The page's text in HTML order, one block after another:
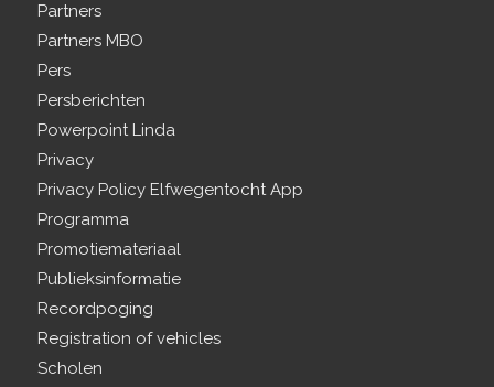
Partners
Partners MBO
Pers
Persberichten
Powerpoint Linda
Privacy
Privacy Policy Elfwegentocht App
Programma
Promotiemateriaal
Publieksinformatie
Recordpoging
Registration of vehicles
Scholen